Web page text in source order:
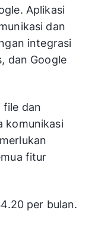
Aplikasi
dan
integrasi
dan Google
file dan
komunikasi
fitur
per bulan.